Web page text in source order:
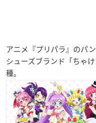
アニメ『プリパラ』のパ
シューズブランド「ちゃ
種。